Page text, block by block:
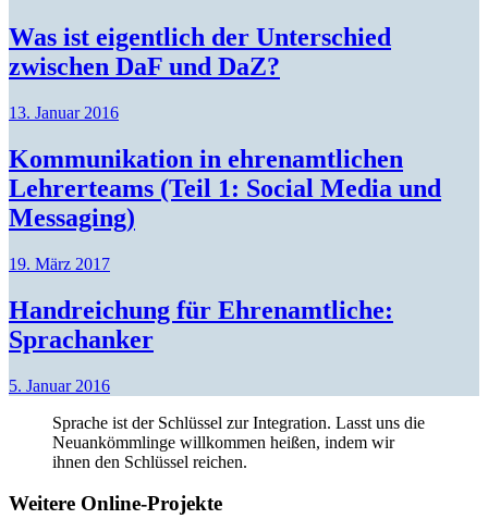
Was ist eigentlich der Unterschied
zwischen DaF und DaZ?
13. Januar 2016
Kommunikation in ehrenamtlichen
Lehrerteams (Teil 1: Social Media und
Messaging)
19. März 2017
Handreichung für Ehrenamtliche:
Sprachanker
5. Januar 2016
Sprache ist der Schlüssel zur Integration. Lasst uns die
Neuankömmlinge willkommen heißen, indem wir
ihnen den Schlüssel reichen.
Weitere Online-Projekte